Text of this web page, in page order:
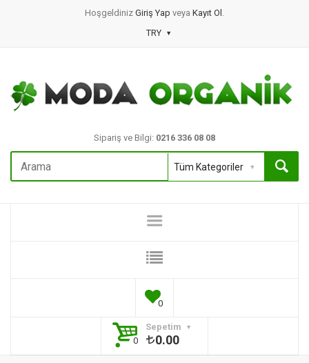
Hoşgeldiniz Giriş Yap veya Kayıt Ol .
TRY
Sipariş ve Bilgi: 0216 336 08 08
0
Sepetim
0
0.00